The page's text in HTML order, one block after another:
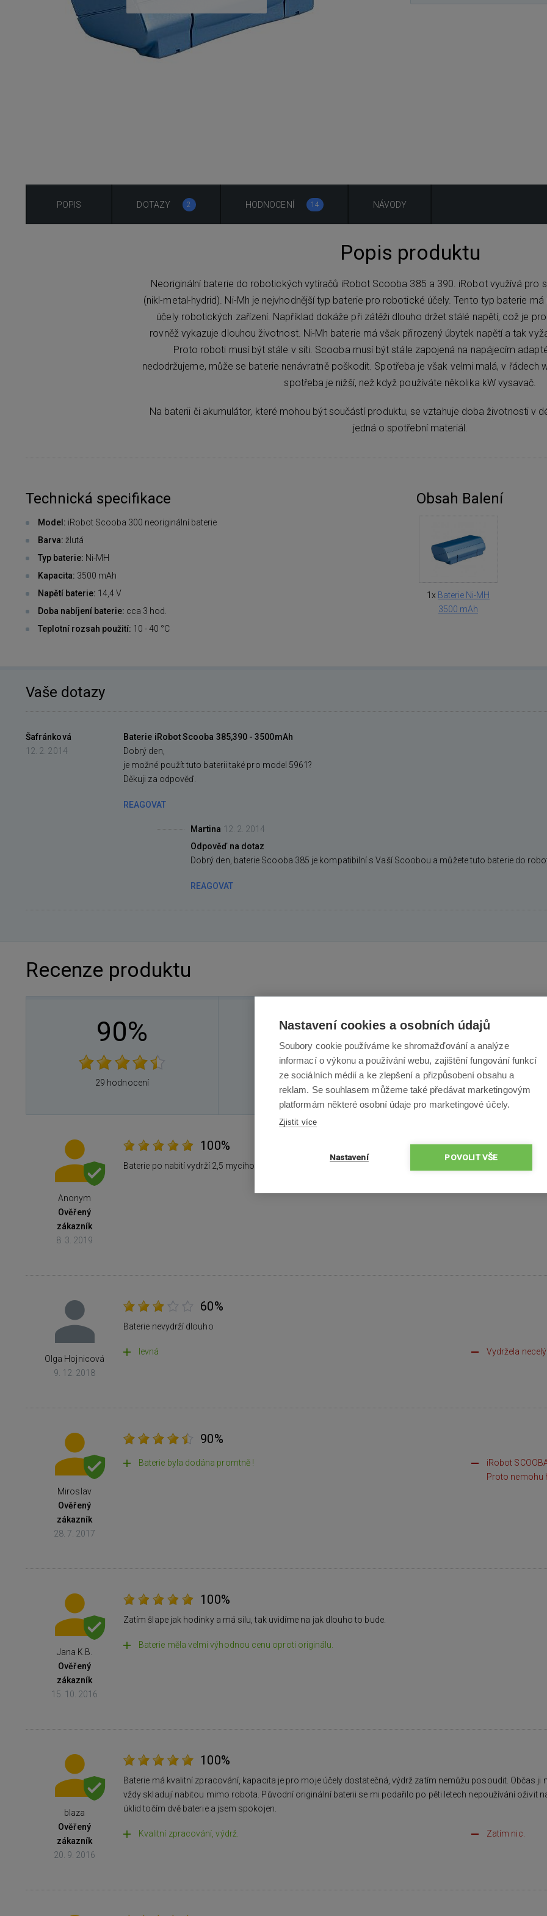
POPIS DOTAZY 2 HODNOCENÍ 14 NÁVODY
Popis produktu
Neoriginální baterie do robotických vytíračů iRobot Scooba 385 a 390. iRobot využívá pro
(nikl-metal-hydrid). Ni-Mh je nejvhodnější typ baterie pro robotické účely. Tento typ baterie
účely robotických zařízení. Například dokáže při zátěži dlouho držet stálé napětí, což je
rovněž vykazuje dlouhou životnost. Ni-Mh baterie má však přirozený úbytek napětí a tak
Proto roboti musí být stále v síti. Scooba musí být stále zapojená na napájecím
nedodržujeme, může se baterie nenávratně poškodit. Spotřeba je však velmi malá, v řádech
spotřeba je nižší, než když používáte několika kW vysavač.
Na baterii či akumulátor, které mohou být součástí produktu, se vztahuje doba životnosti v
jedná o spotřební materiál.
Technická specifikace
Model: iRobot Scooba 300 neoriginální baterie
Barva: žlutá
Typ baterie: Ni-MH
Kapacita: 3500 mAh
Napětí baterie: 14,4 V
Doba nabíjení baterie: cca 3 hod.
Teplotní rozsah použití: 10 - 40 °C
Obsah Balení
1x Baterie Ni-MH
3500 mAh
Vaše dotazy
Šafránková
12. 2. 2014
Baterie iRobot Scooba 385,390 - 3500mAh
Dobrý den,
je možné použít tuto baterii také pro model 5961?
Děkuji za odpověď.
REAGOVAT
Martina 12. 2. 2014
Odpověď na dotaz
Dobrý den, baterie Scooba 385 je kompatibilní s Vaší Scoobou a můžete tuto baterie do
REAGOVAT
Recenze produktu
90%
29 hodnocení
×
Anonym
Ověřený
zákazník
8. 3. 2019
100%
Baterie po nabití vydrží 2,5 mycího cyklu. Super - spokojen. V porovnání s originální baterií je tato za poloviční
Olga Hojnicová
9. 12. 2018
60%
Baterie nevydrží dlouho
levná Vydržela
Miroslav
Ověřený
zákazník
28. 7. 2017
90%
Baterie byla dodána promtně !
iRobot
Proto nemohu
Jana K.B.
Ověřený
zákazník
15. 10. 2016
100%
Zatím šlape jak hodinky a má sílu, tak uvidíme na jak dlouho to bude.
Baterie měla velmi výhodnou cenu oproti originálu.
blaza
Ověřený
zákazník
20. 9. 2016
100%
Baterie má kvalitní zpracování, kapacita je pro moje účely dostatečná, výdrž zatím nemůžu posoudit. Občas
vždy skladují nabitou mimo robota. Původní originální baterii se mi podařilo po pěti letech nepoužívání oživit
úklid točím dvě baterie a jsem spokojen.
Kvalitní zpracování, výdrž. Zatím nic.
Nastavení cookies a osobních údajů
Soubory cookie používáme ke shromažďování a analýze
informací o výkonu a používání webu, zajištění fungování funkcí
ze sociálních médií a ke zlepšení a přizpůsobení obsahu a
reklam. Se souhlasem můžeme také předávat marketingovým
platformám některé osobní údaje pro marketingové účely.
Zjistit více
Nastavení POVOLIT VŠE